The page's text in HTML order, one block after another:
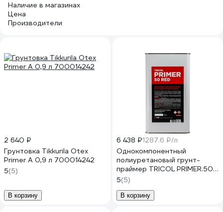
Наличие в магазинах
Цена
Производители
2 640 ₽
Грунтовка Tikkurila Otex
Primer А 0,9 л 700014242
5(5)
В корзину
6 438 ₽1287.6 ₽/л
Однокомпонентный
полиуретановый грунт-
праймер TRICOL PRIMER.50
RED 573
5(5)
В корзину